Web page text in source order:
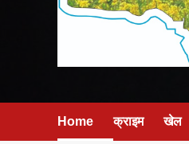
Home क्राइम खेल